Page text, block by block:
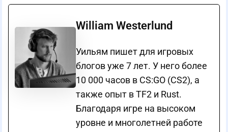
William Westerlund
Уильям пишет для игровых
блогов уже 7 лет. У него более
10 000 часов в CS:GO (CS2), а
также опыт в TF2 и Rust.
Благодаря игре на высоком
уровне и многолетней работе